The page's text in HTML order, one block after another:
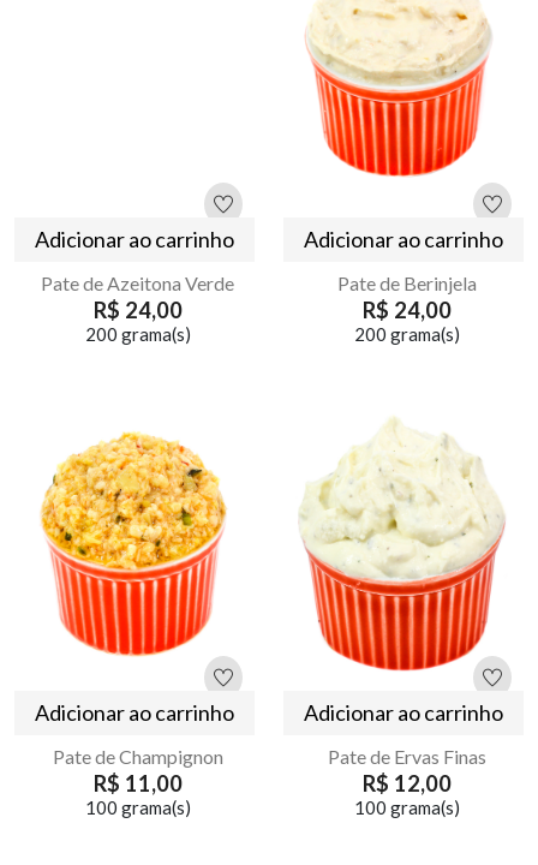
Adicionar ao carrinho
Pate de Azeitona Verde
R$ 24,00
200 grama(s)
Adicionar ao carrinho
Pate de Berinjela
R$ 24,00
200 grama(s)
Adicionar ao carrinho
Pate de Champignon
R$ 11,00
100 grama(s)
Adicionar ao carrinho
Pate de Ervas Finas
R$ 12,00
100 grama(s)